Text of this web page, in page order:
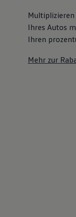
Multiplizieren
Ihres Autos
Ihren
Mehr zur